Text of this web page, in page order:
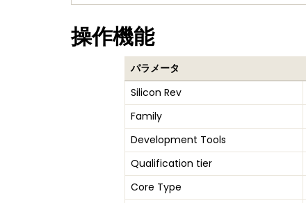
操作機能
パラメータ
Silicon Rev
Family
Development Tools
Qualification tier
Core Type